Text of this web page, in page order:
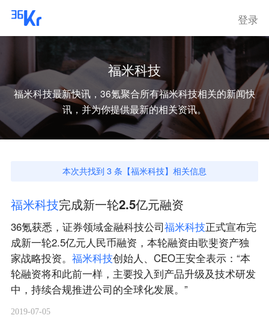
登录
福米科技
福米科技最新快讯，36氪聚合所有福米科技相关的新闻快
讯，并为你提供最新的相关资讯。
本次共找到 3 条【福米科技】相关信息
福米科技完成新一轮2.5亿元融资
36氪获悉，证券领域金融科技公司福米科技正式宣布完
成新一轮2.5亿元人民币融资，本轮融资由歌斐资产独
家战略投资。 福米科技创始人、CEO王安全表示：“本
轮融资将和此前一样，主要投入到产品升级及技术研发
中，持续合规推进公司的全球化发展。”
2019-07-05